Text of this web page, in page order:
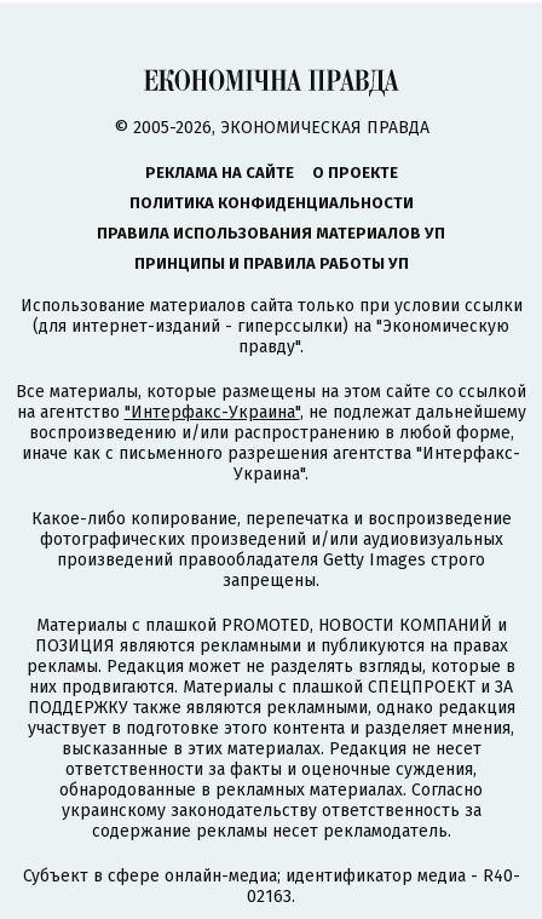
© 2005-2026, ЭКОНОМИЧЕСКАЯ ПРАВДА
РЕКЛАМА НА САЙТЕ
О ПРОЕКТЕ
ПОЛИТИКА КОНФИДЕНЦИАЛЬНОСТИ
ПРАВИЛА ИСПОЛЬЗОВАНИЯ МАТЕРИАЛОВ УП
ПРИНЦИПЫ И ПРАВИЛА РАБОТЫ УП
Использование материалов сайта только при условии ссылки
(для интернет-изданий - гиперссылки) на "Экономическую
правду".
Все материалы, которые размещены на этом сайте со ссылкой
на агентство "Интерфакс-Украина", не подлежат дальнейшему
воспроизведению и/или распространению в любой форме,
иначе как с письменного разрешения агентства "Интерфакс-
Украина".
Какое-либо копирование, перепечатка и воспроизведение
фотографических произведений и/или аудиовизуальных
произведений правообладателя Getty Images строго
запрещены.
Материалы с плашкой PROMOTED, НОВОСТИ КОМПАНИЙ и
ПОЗИЦИЯ являются рекламными и публикуются на правах
рекламы. Редакция может не разделять взгляды, которые в
них продвигаются. Материалы с плашкой СПЕЦПРОЕКТ и ЗА
ПОДДЕРЖКУ также являются рекламными, однако редакция
участвует в подготовке этого контента и разделяет мнения,
высказанные в этих материалах. Редакция не несет
ответственности за факты и оценочные суждения,
обнародованные в рекламных материалах. Согласно
украинскому законодательству ответственность за
содержание рекламы несет рекламодатель.
Субъект в сфере онлайн-медиа; идентификатор медиа - R40-
02163.